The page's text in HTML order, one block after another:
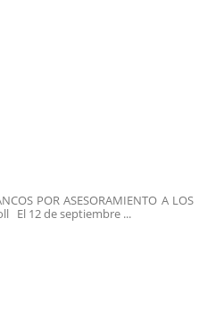
POR ASESORAMIENTO A LOS
El 12 de septiembre ...